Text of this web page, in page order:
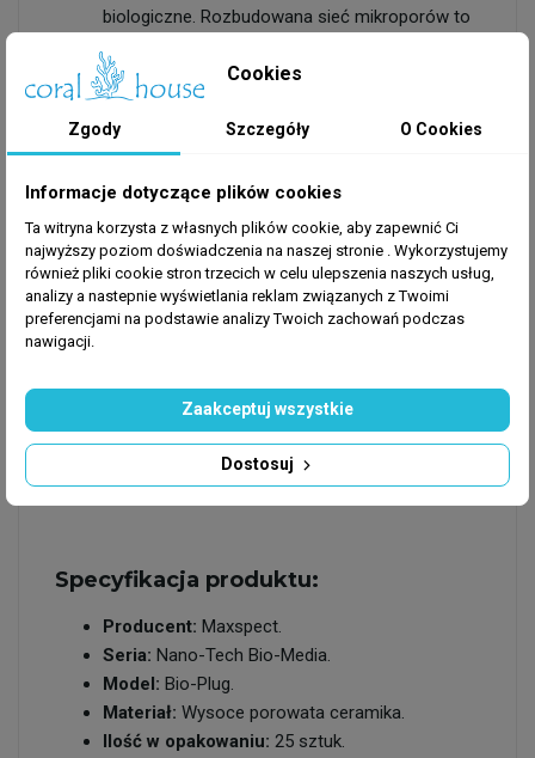
biologiczne. Rozbudowana sieć mikroporów to
kolonii bakterii oczyszczających wodę w
akwarium.
Stymulacja wzrostu:Badania i testy
przeprowadzone przez producenta wykazują,
że specyficzna struktura Bio-Plug pozytywnie
wpływa na stymulację naturalnego wzrostu
koralowców oblewających podstawkę (tzw.
"oblewanie bazy").
Bezpieczeństwo i uniwersalność: Produkt
jest całkowicie obojętny chemicznie dla
Świetnie sprawdzi się zarówno w akwarystyce
morskiej, jak i słodkowodnej, gdzie może być
używany do mocowania roślin epifitycznych (np.
mchów, anubiasów, bucephalandr).
Specyfikacja produktu:
Producent: Maxspect.
Seria: Nano-Tech Bio-Media.
Model: Bio-Plug.
Materiał: Wysoce porowata ceramika.
Ilość w opakowaniu: 25 sztuk.
Cookies
Zgody Szczegóły O Cookies
Informacje dotyczące plików cookies
Ta witryna korzysta z własnych plików cookie, aby zapewnić Ci
najwyższy poziom doświadczenia na naszej stronie . Wykorzystujemy
również pliki cookie stron trzecich w celu ulepszenia naszych usług,
analizy a nastepnie wyświetlania reklam związanych z Twoimi
preferencjami na podstawie analizy Twoich zachowań podczas
nawigacji.
Dostosuj
Zaakceptuj wszystkie